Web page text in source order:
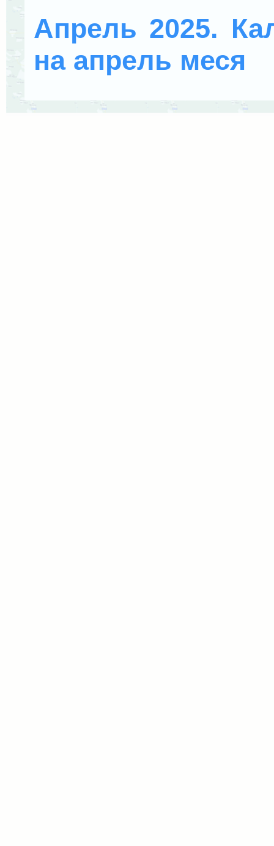
Апрель 2025.
на апрель меся